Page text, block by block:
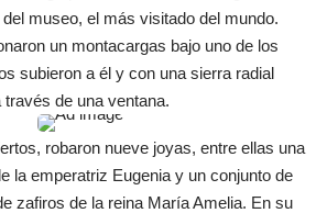
museo, el más visitado del mundo.
un montacargas bajo uno de los
subieron a él y con una sierra radial
de una ventana.
robaron nueve joyas, entre ellas una
la emperatriz Eugenia y un conjunto de
zafiros de la reina María Amelia. En su